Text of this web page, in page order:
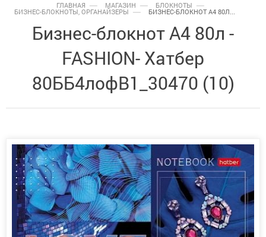
ГЛАВНАЯ МАГАЗИН БЛОКНОТЫ
БИЗНЕС-БЛОКНОТЫ, ОРГАНАЙЗЕРЫ БИЗНЕС-БЛОКНОТ А4 80Л...
Бизнес-блокнот А4 80л -
FASHION- Хатбер
80ББ4лофВ1_30470 (10)